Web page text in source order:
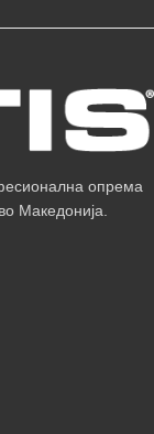
опрема
Македонија.